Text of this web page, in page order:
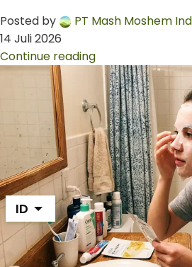
Posted by
PT Mash Moshem
14 Juli 2026
Continue reading
ID